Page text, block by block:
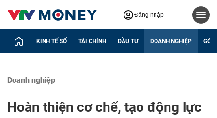
Đăng nhập
KINH TẾ SỐ TÀI CHÍNH ĐẦU TƯ DOANH NGHIỆP GÓC
Doanh nghiệp
Hoàn thiện cơ chế, tạo động lực